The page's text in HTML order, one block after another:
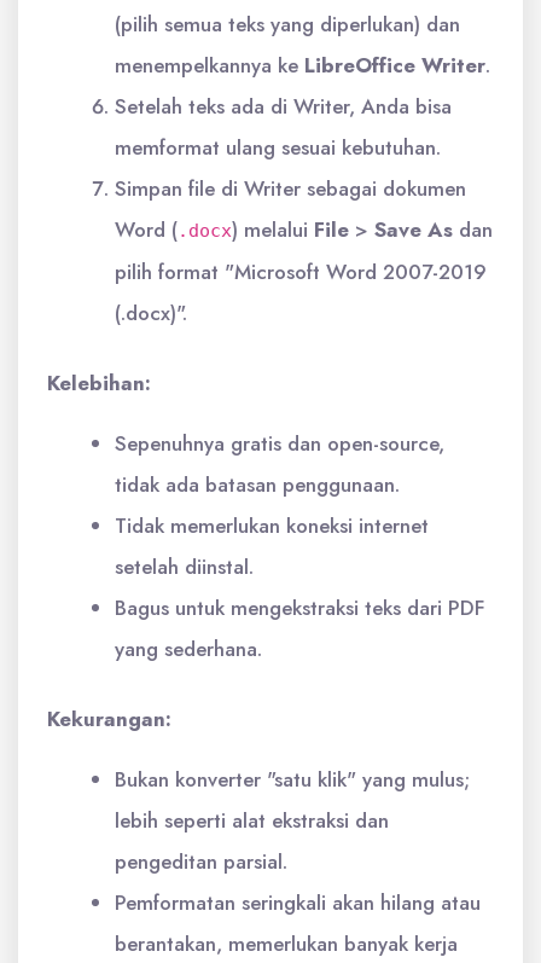
(pilih semua teks yang diperlukan) dan
menempelkannya ke LibreOffice Writer.
Setelah teks ada di Writer, Anda bisa
memformat ulang sesuai kebutuhan.
Simpan file di Writer sebagai dokumen
Word (.docx) melalui File > Save As dan
pilih format "Microsoft Word 2007-2019
(.docx)".
Kelebihan:
Sepenuhnya gratis dan open-source,
tidak ada batasan penggunaan.
Tidak memerlukan koneksi internet
setelah diinstal.
Bagus untuk mengekstraksi teks dari PDF
yang sederhana.
Kekurangan:
Bukan konverter "satu klik" yang mulus;
lebih seperti alat ekstraksi dan
pengeditan parsial.
Pemformatan seringkali akan hilang atau
berantakan, memerlukan banyak kerja